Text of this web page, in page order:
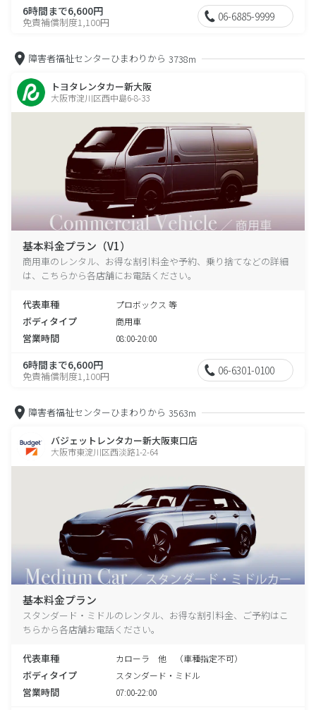
6時間まで6,600円
免責補償制度1,100円 06-6885-9999
障害者福祉センターひまわりから 3738m
トヨタレンタカー新大阪
大阪市淀川区西中島6-8-33
基本料金プラン（V1）
商用車のレンタル、お得な割引料金や予約、乗り捨てなどの詳細
は、こちらから各店舗にお電話ください。
代表車種 プロボックス 等
ボディタイプ 商用車
営業時間 08:00-20:00
6時間まで6,600円
免責補償制度1,100円 06-6301-0100
障害者福祉センターひまわりから 3563m
バジェットレンタカー新大阪東口店
大阪市東淀川区西淡路1-2-64
基本料金プラン
スタンダード・ミドルのレンタル、お得な割引料金、ご予約はこ
ちらから各店舗お電話ください。
代表車種 カローラ 他 （車種指定不可）
ボディタイプ スタンダード・ミドル
営業時間 07:00-22:00